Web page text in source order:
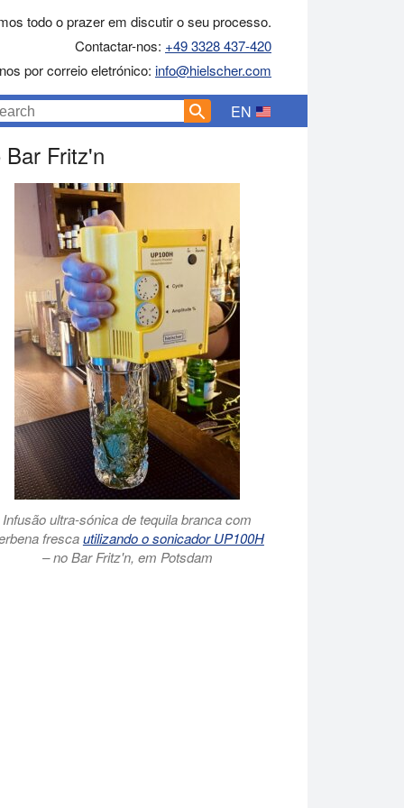
todo o prazer em discutir o seu processo.
Contactar-nos: +49 3328 437-420
por correio eletrónico: info@hielscher.com
EN
Fritz'n
Infusão ultra-sónica de tequila branca com
frescautilizando o sonicador UP100H
– no Bar Fritz'n, em Potsdam